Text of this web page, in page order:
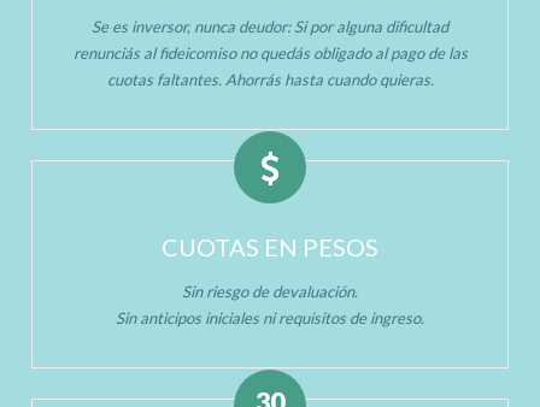
Se es inversor, nunca deudor: Si por alguna dificultad
renunciás al fideicomiso no quedás obligado al pago de las
cuotas faltantes. Ahorrás hasta cuando quieras.
CUOTAS EN PESOS
Sin riesgo de devaluación.
Sin anticipos iniciales ni requisitos de ingreso.